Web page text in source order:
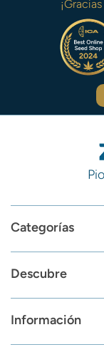
Categorías
Descubre
Información